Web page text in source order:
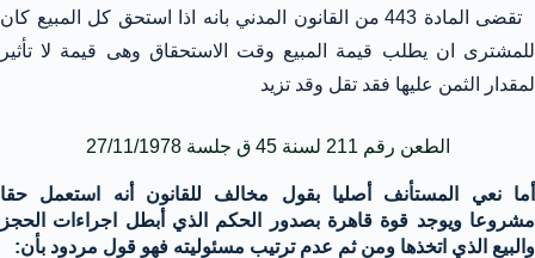
تقضى المادة 443 من القانون المدني بانه اذا استحق كل المبيع كان
للمشترى ان يطلب قيمة المبيع وقت الاستحقاق وهى قيمة لا تأثير
لمقدار الثمن عليها فقد تقل وقد تزيد
الطعن رقم 211 لسنة 45 ق جلسة 27/11/1978
أما نعي المستأنف أصليا بقول مخالف للقانون أنه استعمل حقا
مشروعا ويوجد قوة قاهرة بصدور الحكم الذي أبطل اجراءات الحجز
والبيع الذي اتخذها ومن ثم عدم ترتيب مسئوليته فهو قول مردود بأن: